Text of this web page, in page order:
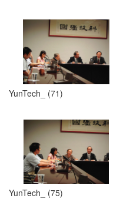
YunTech_ (71)
YunTech_ (75)